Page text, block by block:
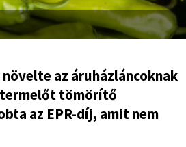
az áruházláncoknak
tömörítő
az EPR-díj, amit nem